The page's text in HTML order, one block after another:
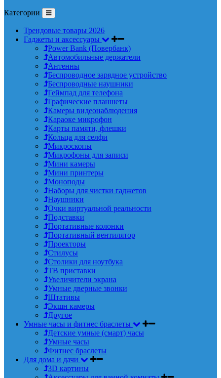
Категории
Трендовые товары 2026
Гаджеты и аксессуары
Power Bank (Повербанк)
Автомобильные держатели
Антенны
Беспроводное зарядное устройство
Беспроводные наушники
Геймпад для телефона
Графические планшеты
Камеры видеонаблюдения
Караоке микрофон
Карты памяти, флешки
Кольца для селфи
Микроскопы
Микрофоны для записи
Мини камеры
Мини принтеры
Моноподы
Наборы для чистки гаджетов
Наушники
Очки виртуальной реальности
Подставки
Портативные колонки
Портативный вентилятор
Проекторы
Стилусы
Столики для ноутбука
ТВ приставки
Увеличители экрана
Умные дверные звонки
Штативы
Экшн камеры
Другое
Умные часы и фитнес браслеты
Детские умные (смарт) часы
Умные часы
Фитнес браслеты
Для дома и дачи
3D картины